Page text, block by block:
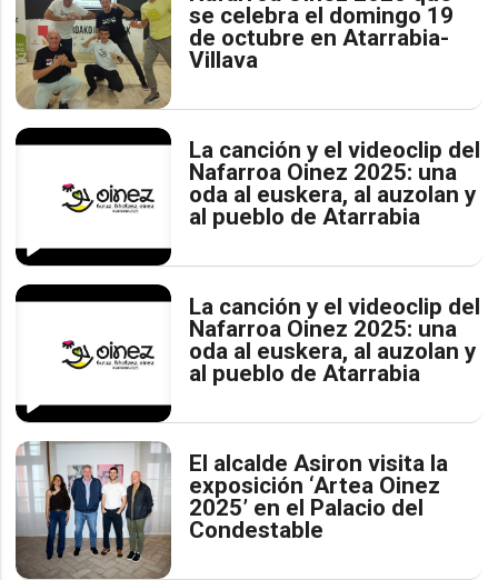
se celebra el domingo 19
de octubre en Atarrabia-
Villava
La canción y el videoclip del
Nafarroa Oinez 2025: una
oda al euskera, al auzolan y
al pueblo de Atarrabia
La canción y el videoclip del
Nafarroa Oinez 2025: una
oda al euskera, al auzolan y
al pueblo de Atarrabia
El alcalde Asiron visita la
exposición ‘Artea Oinez
2025’ en el Palacio del
Condestable